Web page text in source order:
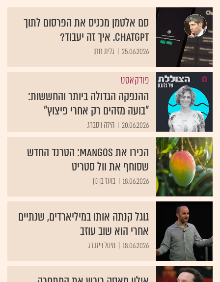
סם אלטמן מכניס את הפרסום לתוך
ChatGPT. איך זה יעבוד?
25.06.2026 גלית חתן
פודקאסט
ההנפקה הגדולה ביותר והחששות:
"בועה מזהים רק אחרי פיצוץ"
20.06.2026 הילה ויסברג
הכירו את MANGOS: הטרנד החדש
שסוחף את וול סטריט
18.06.2026 בועז בן נון
גוגל קנתה אותו במיליארדים, שנתיים
אחרי הוא שוב עוזב
18.06.2026 מיטל וייזברג
אילון מאסק רוכש את המתחרה